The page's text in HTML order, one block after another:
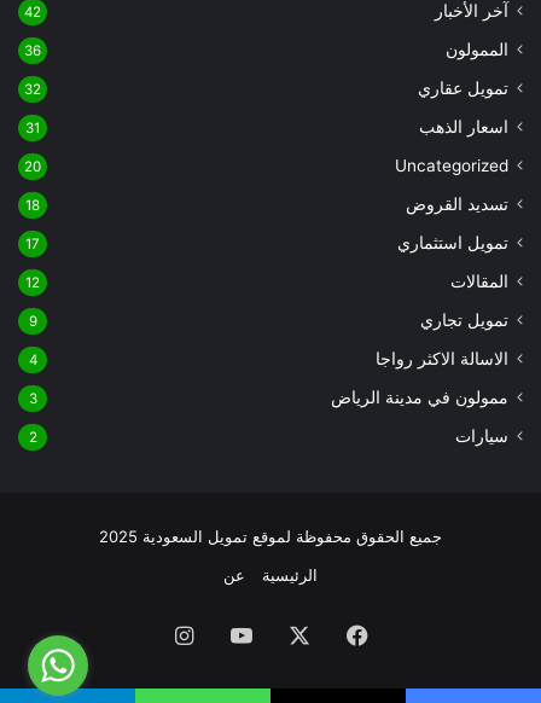
آخر الأخبار 42
الممولون 36
تمويل عقاري 32
اسعار الذهب 31
Uncategorized
20
تسديد القروض 18
تمويل استثماري 17
المقالات 12
تمويل تجاري 9
الاسالة الاكثر رواجا 4
ممولون في مدينة الرياض 3
سيارات 2
جميع الحقوق محفوظة لموقع تمويل السعودية 2025
الرئيسية
عن
فيسبوك ‫YouTube